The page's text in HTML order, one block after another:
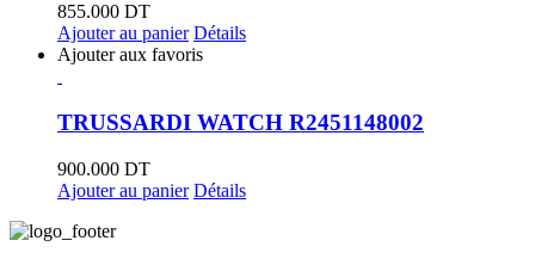
855.000 DT
Ajouter au panier Détails
Ajouter aux favoris
TRUSSARDI WATCH R2451148002
900.000 DT
Ajouter au panier Détails